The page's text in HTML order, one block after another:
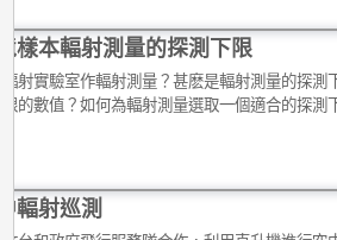
樣本輻射測量的探測下限
射實驗室作輻射測量？甚麽是輻射測量的探測
的數值？如何為輻射測量選取一個適合的探測
輻射巡測